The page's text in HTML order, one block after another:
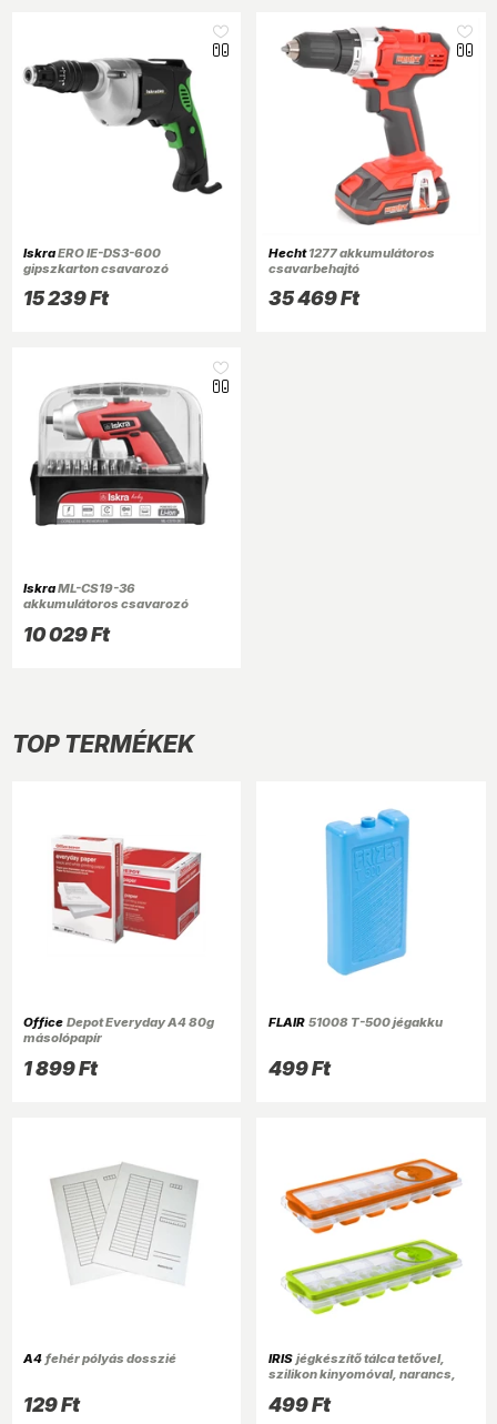
IskraERO IE-DS3-600
gipszkarton csavarozó
15 239 Ft
Hecht1277 akkumulátoros
csavarbehajtó
35 469 Ft
IskraML-CS19-36
akkumulátoros csavarozó
10 029 Ft
TOP TERMÉKEK
Office Depot Everyday A4 80g
másolópapír
1 899 Ft
FLAIR 51008 T-500 jégakku
499 Ft
A4 fehér pólyás dosszié
129 Ft
IRIS jégkészítő tálca tetővel,
szilikon kinyomóval, narancs,
161019-560
499 Ft